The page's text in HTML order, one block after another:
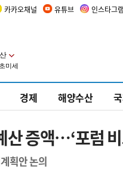
카카오채널 유튜브 인스타그램
경제 해양수산
산 증액…‘포럼
획안 논의